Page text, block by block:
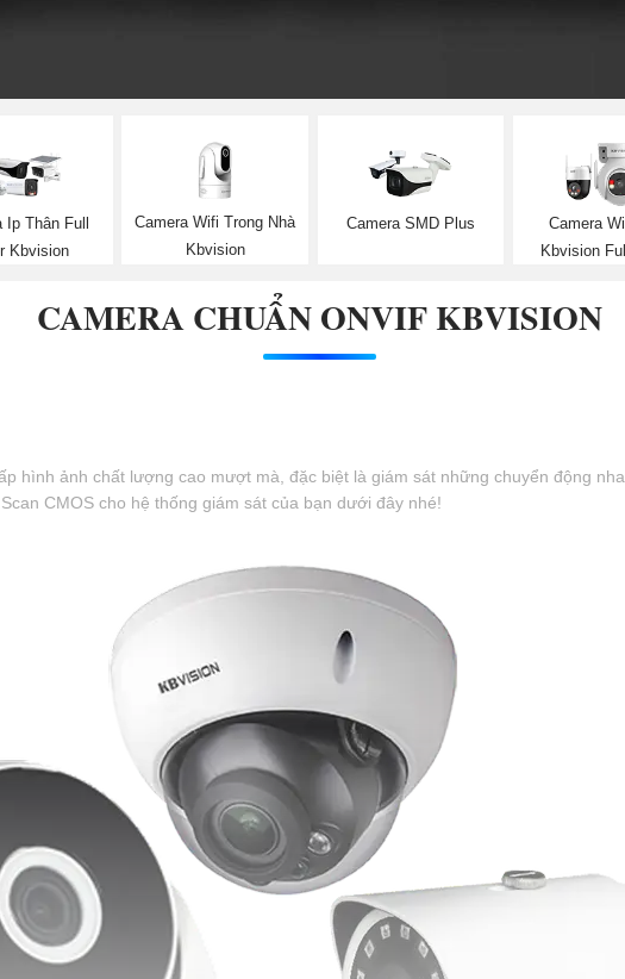
Ip Thân Full
Kbvision
Camera Wifi Trong Nhà
Kbvision
Camera SMD Plus
Camera
Kbvision
CAMERA CHUẨN ONVIF KBVISION
hình ảnh chất lượng cao mượt mà, đặc biệt là giám sát những chuyển động
CMOS cho hệ thống giám sát của bạn dưới đây nhé!